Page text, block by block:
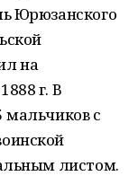
Юрюзанского
на
г. В
мальчиков с
листом.